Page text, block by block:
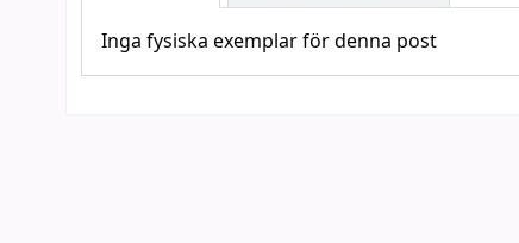
Inga fysiska exemplar för denna post